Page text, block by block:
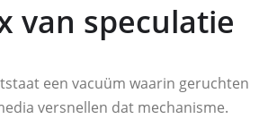
van speculatie
een vacuüm waarin geruchten
versnellen dat mechanisme.